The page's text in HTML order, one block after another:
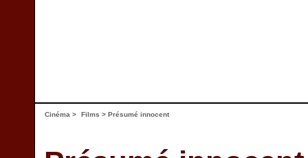
Cinéma > Films > Présumé innocent